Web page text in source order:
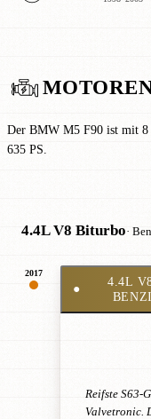
Der BMW M5 F90 ist mit
635 PS.
4.4L V8 Biturbo·
2017
●
4.4L
Reifste S63-
Valvetronic.